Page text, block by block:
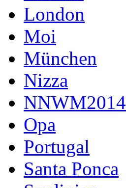
London
Moi
München
Nizza
NNWM2014
Opa
Portugal
Santa Ponca